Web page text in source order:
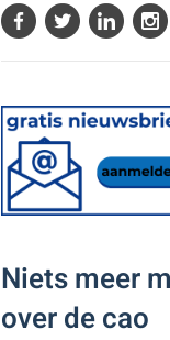
Niets meer
over de cao